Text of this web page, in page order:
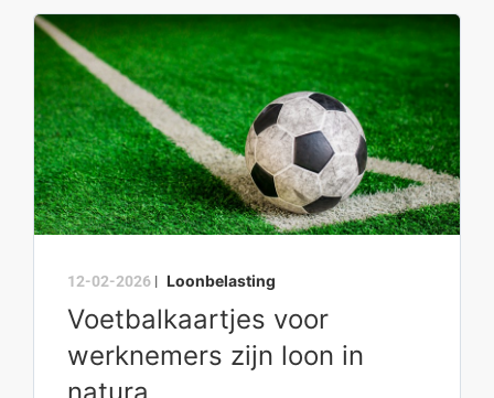
12-02-2026 | Loonbelasting
Voetbalkaartjes voor
werknemers zijn loon in